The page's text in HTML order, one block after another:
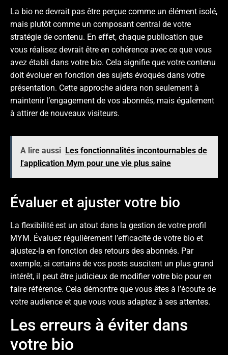
La bio ne devrait pas être perçue comme un élément isolé,
mais plutôt comme un composant central de votre
stratégie de contenu. En effet, chaque publication que
vous réalisez devrait être en cohérence avec ce que vous
avez établi dans votre bio. Cela signifie que votre contenu
doit évoluer en fonction des sujets évoqués dans votre
présentation. Cette approche aidera non seulement à
maintenir l’engagement de vos abonnés, mais également
à attirer de nouveaux visiteurs.
A lire aussi Les fonctionnalités incontournables de
l'application Mym pour une vie plus saine
Évaluer et ajuster votre bio
La flexibilité est un atout dans la gestion de votre profil
MYM. Évaluez régulièrement l’efficacité de votre bio et
ajustez-la en fonction des retours des abonnés. Par
exemple, si certains de vos posts suscitent un plus grand
intérêt, il peut être judicieux de modifier votre bio pour en
faire référence. Cela démontre que vous êtes à l’écoute de
votre audience et que vous vous adaptez à ses attentes.
Les erreurs à éviter dans
votre bio